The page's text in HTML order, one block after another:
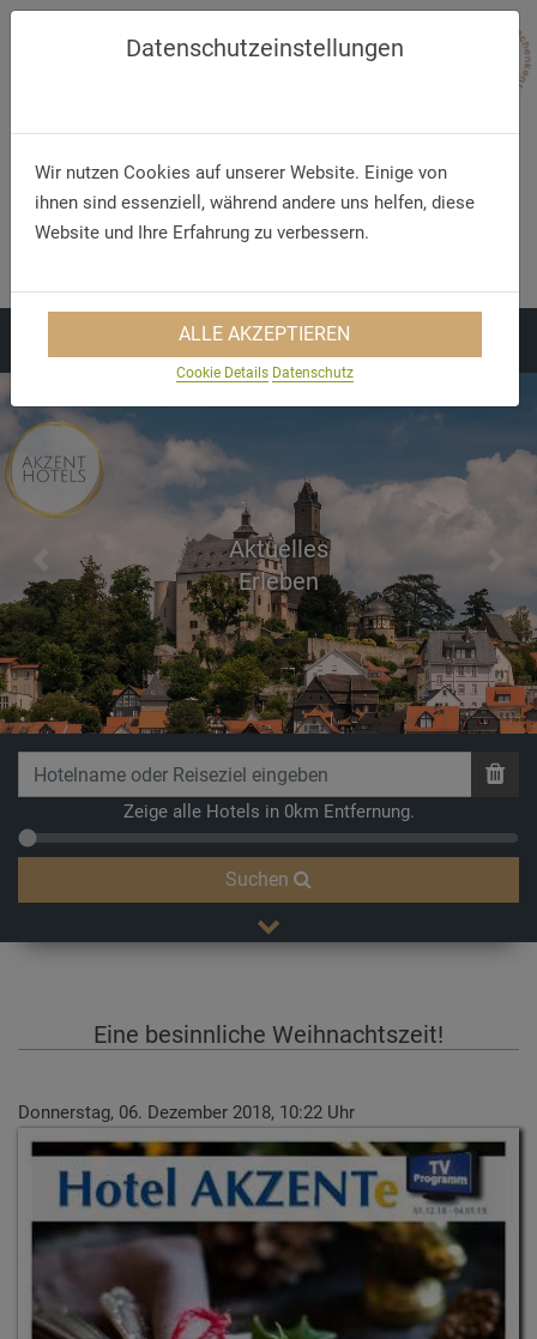
Telefon/WhatsApp
Aktuelles
Erleben
Previous
Zeige alle Hotels in 0km Entfernung.
Suchen
Eine besinnliche Weihnachtszeit!
Donnerstag, 06. Dezember 2018, 10:22 Uhr
Datenschutzeinstellungen
Wir nutzen Cookies auf unserer Website. Einige von
ihnen sind essenziell, während andere uns helfen, diese
Website und Ihre Erfahrung zu verbessern.
ALLE AKZEPTIEREN
Cookie Details Datenschutz